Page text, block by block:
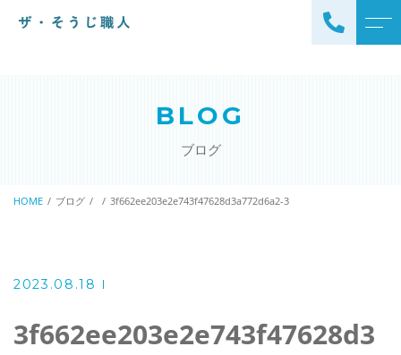
ザ・そうじ職人について
エアコンクリーニング
ハウスクリーニング
浴室クリーニング
よくある質問
ブログ
洗濯機クリーニング
BLOG
ブログ
HOME ブログ 3f662ee203e2e743f47628d3a772d6a2-3
2023.08.18
3f662ee203e2e743f47628d3